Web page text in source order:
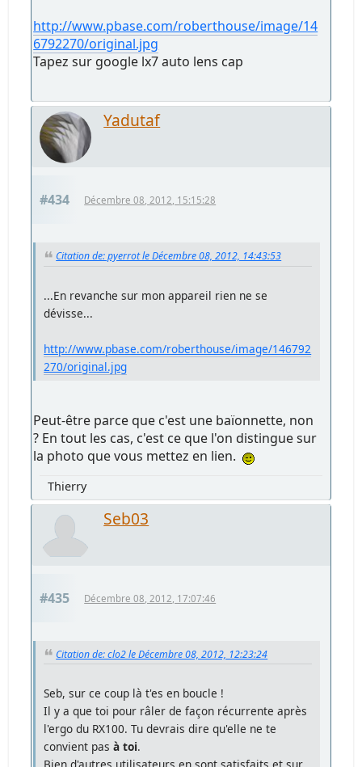
http://www.pbase.com/roberthouse/image/14
6792270/original.jpg
Tapez sur google lx7 auto lens cap
Yadutaf
#434 Décembre 08, 2012, 15:15:28
Citation de: pyerrot le Décembre 08, 2012, 14:43:53
...En revanche sur mon appareil rien ne se
dévisse...
http://www.pbase.com/roberthouse/image/146792
270/original.jpg
Peut-être parce que c'est une baïonnette, non
? En tout les cas, c'est ce que l'on distingue sur
la photo que vous mettez en lien.
Thierry
Seb03
#435 Décembre 08, 2012, 17:07:46
Citation de: clo2 le Décembre 08, 2012, 12:23:24
Seb, sur ce coup là t'es en boucle !
Il y a que toi pour râler de façon récurrente après
l'ergo du RX100. Tu devrais dire qu'elle ne te
convient pasà toi.